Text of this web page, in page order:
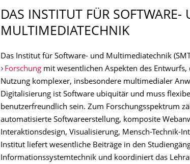
DAS INSTITUT FÜR SOFTWARE-
MULTIMEDIATECH­NIK
Das Institut für Software- und Multimediatechnik
Forschungmit wesentlichen Aspekten des Entwurfs,
Nutzung komplexer, insbesondere multimedialer
Digitalisierung ist Software ubiquitär und muss
benutzerfreundlich sein. Zum Forschungsspektrum
automatisierte Softwareerstellung, komposite
Interaktionsdesign, Visualisierung, Mensch-Technik-
Institut liefert wesentliche Beiträge in den
Informationssystemtechnik und koordiniert das